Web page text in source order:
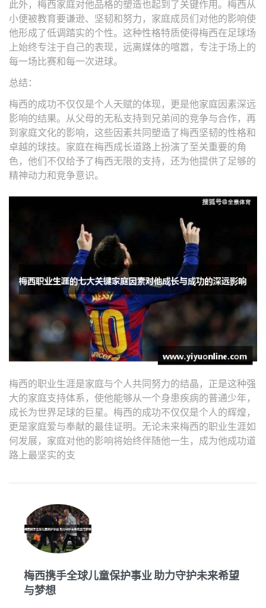
此外，梅西家庭对他品格的塑造也起到了关键作用。梅西从
小便被教育要谦逊、坚韧和努力，家庭成员们对他的影响使
他形成了低调踏实的个性。这种性格特质使得梅西在足球场
上始终专注于自己的表现，远离媒体的喧嚣，专注于场上的
每一场比赛和每一次进球。
总结：
梅西的成功不仅仅是个人天赋的体现，更是他家庭因素深远
影响的结果。从父母的无私支持到兄弟间的竞争与合作，再
到家庭文化的影响，这些因素共同塑造了梅西坚韧的性格和
卓越的球技。家庭在梅西成长道路上扮演了至关重要的角
色，他们不仅给予了梅西无限的支持，还为他提供了足够的
精神动力和竞争意识。
梅西的职业生涯是家庭与个人共同努力的结晶，正是这种强
大的家庭支持体系，使他能够从一个身患疾病的普通少年，
成长为世界足球的巨星。梅西的成功不仅仅是个人的辉煌，
更是家庭爱与奉献的最佳证明。无论未来梅西的职业生涯如
何发展，家庭对他的影响将始终伴随他一生，成为他成功道
路上最坚实的支
梅西携手全球儿童保护事业 助力守护未来希望
与梦想